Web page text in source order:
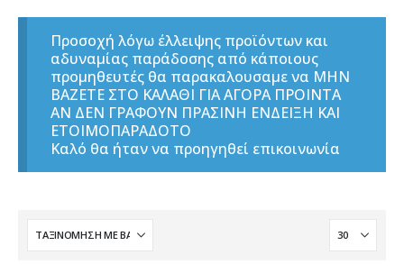
Προσοχή λόγω έλλειψης προϊόντων και
αδυναμίας παράδοσης από κάποιους
προμηθευτές θα παρακαλουσαμε να ΜΗΝ
ΒΑΖΕΤΕ ΣΤΟ ΚΑΛΑΘΙ ΓΙΑ ΑΓΟΡΑ ΠΡΟΙΝΤΑ
ΑΝ ΔΕΝ ΓΡΑΦΟΥΝ ΠΡΑΣΙΝΗ ΕΝΔΕΙΞΗ ΚΑΙ
ΕΤΟΙΜΟΠΑΡΑΔΟΤΟ
Καλό θα ήταν να προηγηθεί επικοινωνία